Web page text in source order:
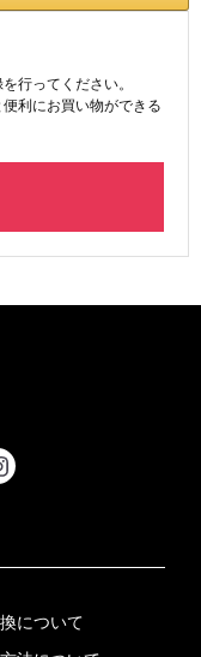
行ってください。
利にお買い物ができる
について